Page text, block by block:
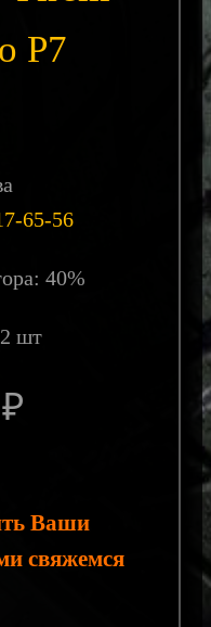
P7
65-56
40%
шт
Ваши
свяжемся